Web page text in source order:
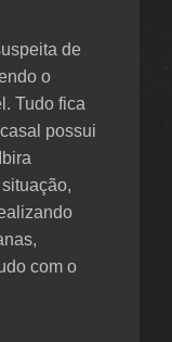
de
o
Tudo fica
possui
com o